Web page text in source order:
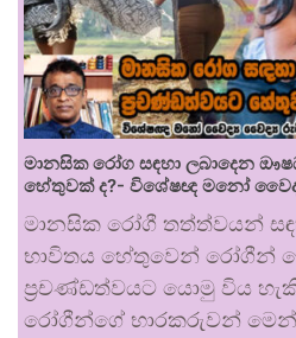
මානසික රෝග සඳහා ලබාදෙන
හේතුවක් ද?- විශේෂඥ මනෝ
මානසික රෝගී තත්ත්වයන්
භාවිතය හේතුවෙන් රෝගීන්
ප්‍රචණ්ඩත්වයට යොමු විය
රෝගීන්ගේ භාරකරුවන්